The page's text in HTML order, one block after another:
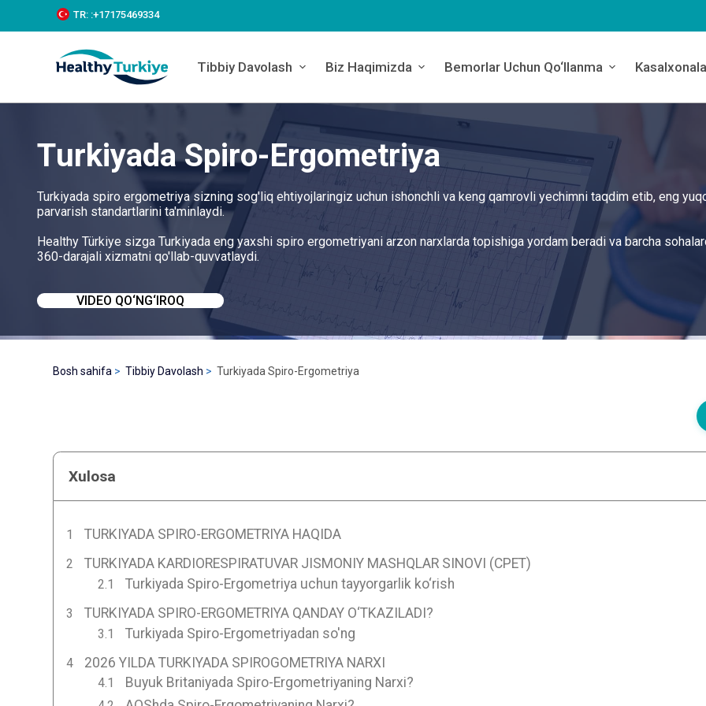
k
c
TR: :+‪17175469334‬
Tibbiy Davolash Biz Haqimizda Bemorlar Uchun Qo‘llanma
Turkiyada Spiro-Ergometriya
Turkiyada spiro ergometriya sizning sog'liq ehtiyojlaringiz uchun ishonchli va keng qamrovli yechimni taqdim etib, eng
parvarish standartlarini ta'minlaydi.
Healthy Türkiye sizga Turkiyada eng yaxshi spiro ergometriyani arzon narxlarda topishiga yordam beradi va barcha
360-darajali xizmatni qo'llab-quvvatlaydi.
VIDEO QO‘NG‘IROQ
Bosh sahifa Tibbiy Davolash Turkiyada Spiro-Ergometriya
Xulosa
TURKIYADA SPIRO-ERGOMETRIYA HAQIDA
TURKIYADA KARDIORESPIRATUVAR JISMONIY MASHQLAR SINOVI (CPET)
Turkiyada Spiro-Ergometriya uchun tayyorgarlik ko‘rish
TURKIYADA SPIRO-ERGOMETRIYA QANDAY O‘TKAZILADI?
Turkiyada Spiro-Ergometriyadan so'ng
2026 YILDA TURKIYADA SPIROGOMETRIYA NARXI
Buyuk Britaniyada Spiro-Ergometriyaning Narxi?